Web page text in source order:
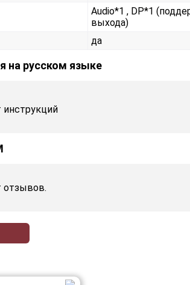
Audio*1 , DP*1
выхода)
да
на русском языке
инструкций
отзывов.